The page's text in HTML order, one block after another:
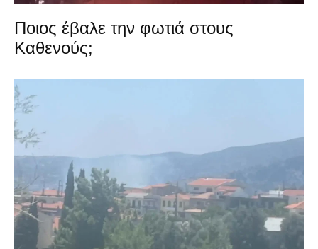
Ποιος έβαλε την φωτιά στους
Καθενούς;